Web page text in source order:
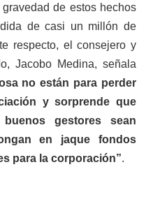
de estos hechos
de casi un millón de
respecto, el consejero y
Jacobo Medina, señala
no están para perder
y sorprende que
gestores sean
en jaque fondos
para la corporación”.